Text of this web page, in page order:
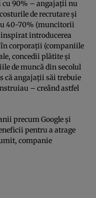
cu 90% – angajații nu
de recrutare și
40-70% (muncitorii
introducerea
în corporații (companiile
concedii plătite și
de muncă din secolul
că angajații săi trebuie
– creând astfel
precum Google și
pentru a atrage
companie